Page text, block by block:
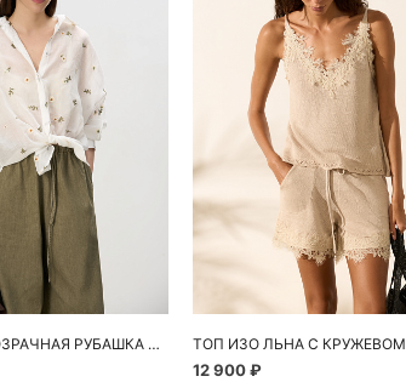
ПОЛУПРОЗРАЧНАЯ РУБАШКА С РОМАШКАМИ ТОП ИЗО ЛЬНА С КРУЖЕВОМ
12 900 ₽